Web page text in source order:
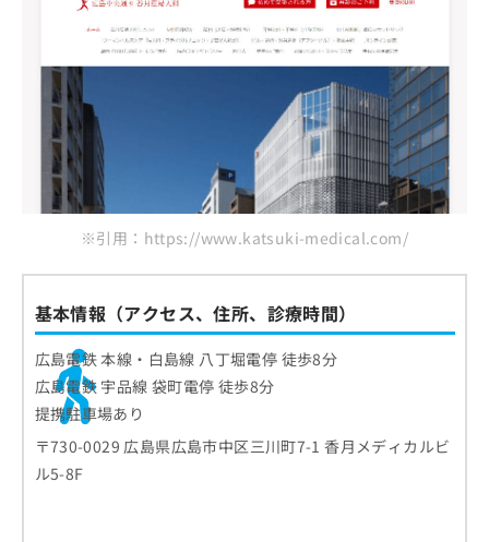
※引用：https://www.katsuki-medical.com/
基本情報（アクセス、住所、診療時間）
広島電鉄 本線・白島線 八丁堀電停 徒歩8分
広島電鉄 宇品線 袋町電停 徒歩8分
提携駐車場あり
〒730-0029 広島県広島市中区三川町7-1 香月メディカルビ
ル5-8F